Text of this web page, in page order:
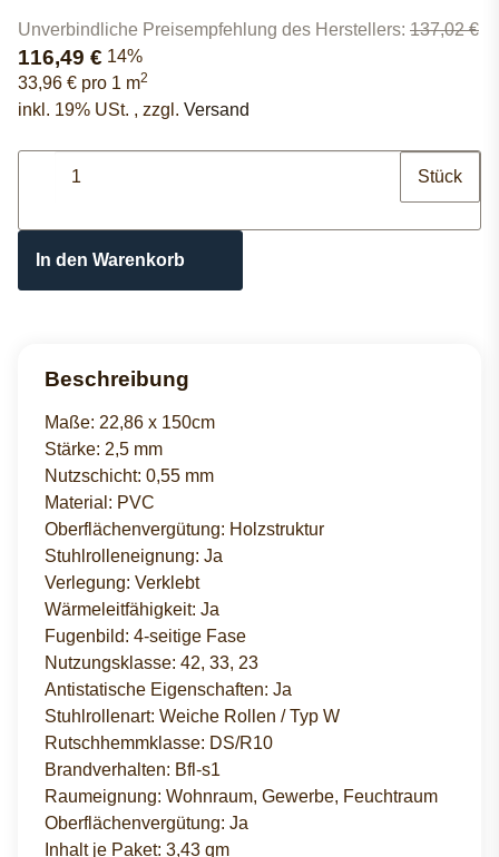
Unverbindliche Preisempfehlung des Herstellers: 137,02 €
116,49 € 14%
33,96 € pro 1 m2
inkl. 19% USt. , zzgl. Versand
Stück
In den Warenkorb
Beschreibung
Maße: 22,86 x 150cm
Stärke: 2,5 mm
Nutzschicht: 0,55 mm
Material: PVC
Oberflächenvergütung: Holzstruktur
Stuhlrolleneignung: Ja
Verlegung: Verklebt
Wärmeleitfähigkeit: Ja
Fugenbild: 4-seitige Fase
Nutzungsklasse: 42, 33, 23
Antistatische Eigenschaften: Ja
Stuhlrollenart: Weiche Rollen / Typ W
Rutschhemmklasse: DS/R10
Brandverhalten: Bfl-s1
Raumeignung: Wohnraum, Gewerbe, Feuchtraum
Oberflächenvergütung: Ja
Inhalt je Paket: 3,43 qm